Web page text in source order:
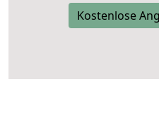
Kostenlose